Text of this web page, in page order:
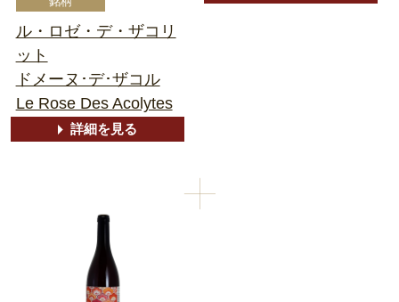
ル・ロゼ・デ・ザコリ
ット
ドメーヌ･デ･ザコル
Le Rose Des Acolytes
詳細を見る